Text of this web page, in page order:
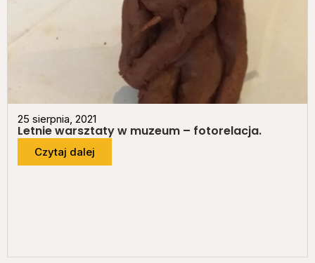
25 sierpnia, 2021
Letnie warsztaty w muzeum – fotorelacja.
Czytaj dalej